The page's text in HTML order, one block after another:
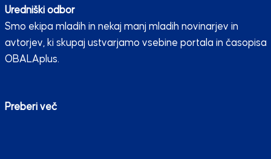
Uredniški odbor
Smo ekipa mladih in nekaj manj mladih novinarjev in
avtorjev, ki skupaj ustvarjamo vsebine portala in časopisa
OBALAplus.
Preberi več